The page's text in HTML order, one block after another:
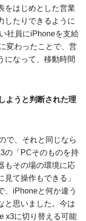
をはじめとした営業
したりできるように
社員にiPhoneを支給
変わったことで、営
になって、移動時間
うと判断された理
で、それと同じなら
の「PCそのものを持
もその場の環境に応
て操作もできる」
、iPhoneと何か違う
と思いました。今は
x3に切り替える可能